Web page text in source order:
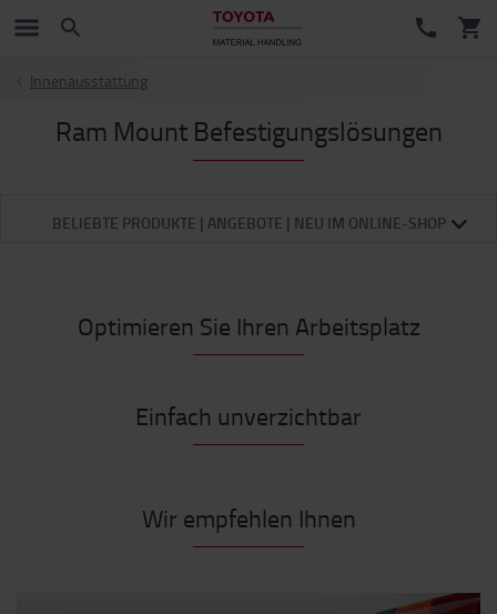
Innenausstattung
Ram Mount Befestigungslösungen
BELIEBTE PRODUKTE | ANGEBOTE | NEU IM ONLINE-SHOP
Optimieren Sie Ihren Arbeitsplatz
Einfach unverzichtbar
Wir empfehlen Ihnen